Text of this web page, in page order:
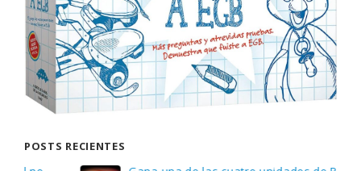
POSTS RECIENTES